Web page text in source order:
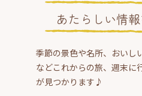
あたらしい情
季節の景色や名所、おいし
などこれからの旅、週末に
が見つかります♪